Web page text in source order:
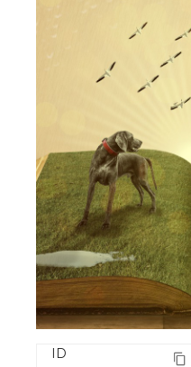
ID